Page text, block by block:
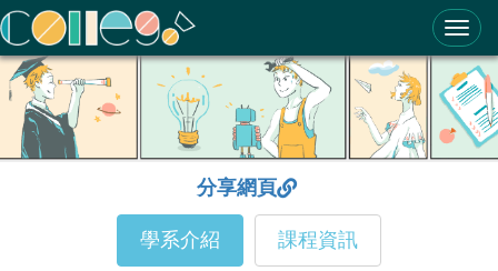
ColleGo! 大學選才與高中育才輔助系統
分享網頁
學系介紹 課程資訊